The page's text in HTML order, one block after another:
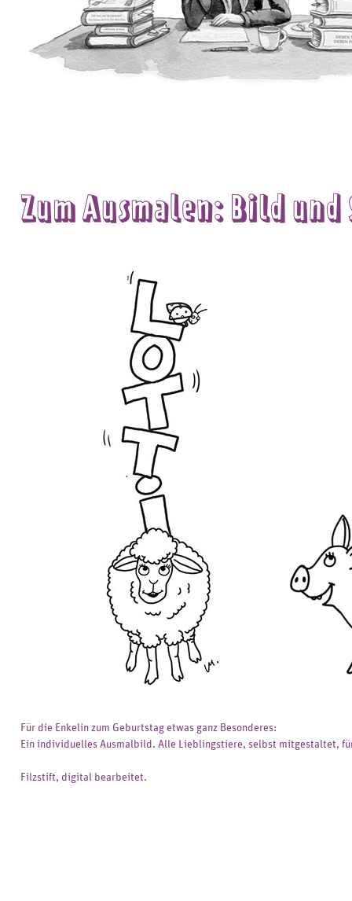
Zum Ausmalen: Bild und
Für die Enkelin zum Geburtstag etwas ganz Besonderes:
Ein individuelles Ausmalbild. Alle Lieblingstiere, selbst mitgestaltet,
Filzstift, digital bearbeitet.